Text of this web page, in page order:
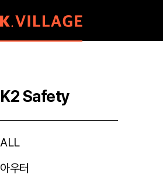
K2 Safety
ALL
아우터